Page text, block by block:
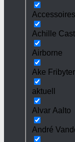
Accessoires
Achille
Airborne
Ake Fribyter
aktuell
Alvar Aalto
André